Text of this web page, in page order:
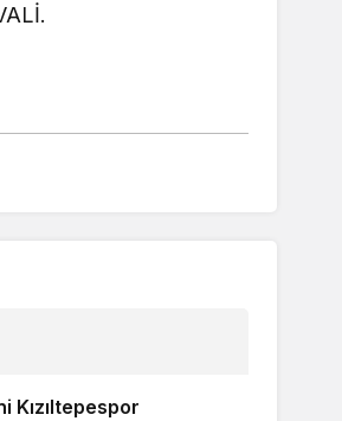
Kızıltepespor